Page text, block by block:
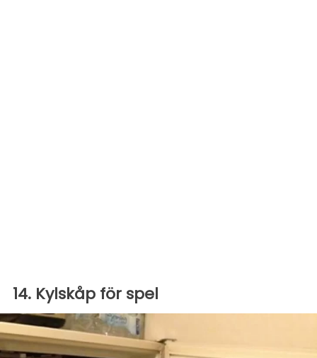
14. Kylskåp för spel